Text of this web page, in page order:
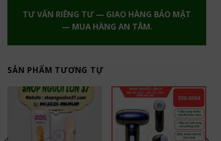
TƯ VẤN RIÊNG TƯ — GIAO HÀNG BẢO MẬT
— MUA HÀNG AN TÂM.
SẢN PHẨM TƯƠNG TỰ